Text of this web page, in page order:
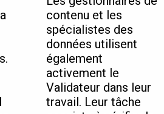
contenu et les
spécialistes des
données utilisent
également
activement le
Validateur dans leur
travail. Leur tâche